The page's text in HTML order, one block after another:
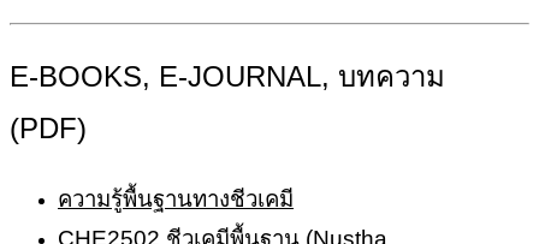
E-BOOKS, E-JOURNAL, บทความ
(PDF)
ความรู้พื้นฐานทางชีวเคมี
CHE2502 ชีวเคมีพื้นฐาน (Nustha